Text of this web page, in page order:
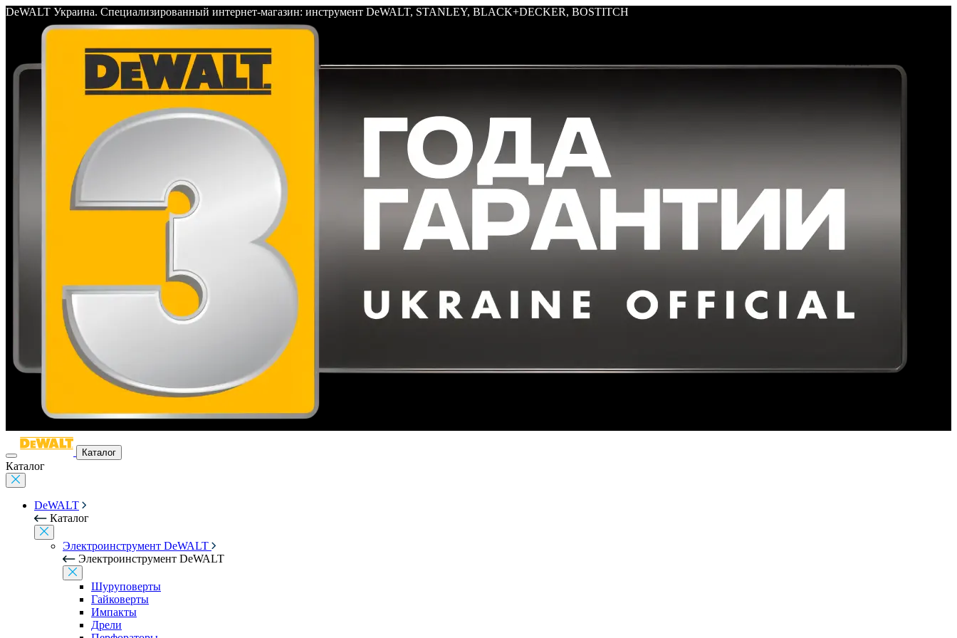
DeWALT Украина. Специализированный интернет-магазин: инструмент DeWALT, STANLEY, BLACK+DECKER, BOSTITCH
Каталог
Каталог
DeWALT
Каталог
Электроинструмент DeWALT
Электроинструмент DeWALT
Шуруповерты
Гайковерты
Импакты
Дрели